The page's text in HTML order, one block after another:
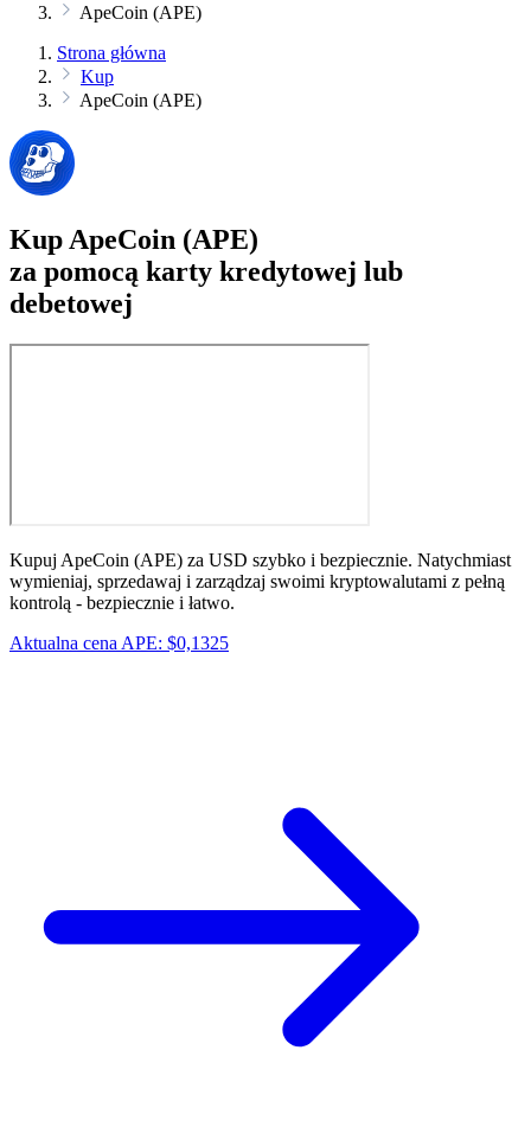
ApeCoin (APE)
Strona główna
Kup
ApeCoin (APE)
Kup ApeCoin (APE)
za pomocą karty kredytowej lub
debetowej
Kupuj ApeCoin (APE) za USD szybko i bezpiecznie. Natychmiast
wymieniaj, sprzedawaj i zarządzaj swoimi kryptowalutami z pełną
kontrolą - bezpiecznie i łatwo.
Aktualna cena APE: $0,1325